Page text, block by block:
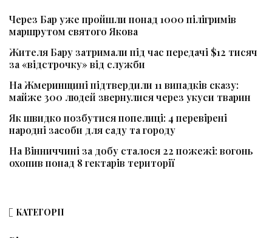
Через Бар уже пройшли понад 1000 пілігримів
маршрутом святого Якова
Жителя Бару затримали під час передачі $12 тисяч
за «відстрочку» від служби
На Жмеринщині підтвердили 11 випадків сказу:
майже 300 людей звернулися через укуси тварин
Як швидко позбутися попелиці: 4 перевірені
народні засоби для саду та городу
На Вінниччині за добу сталося 22 пожежі: вогонь
охопив понад 8 гектарів території
КАТЕГОРІЇ